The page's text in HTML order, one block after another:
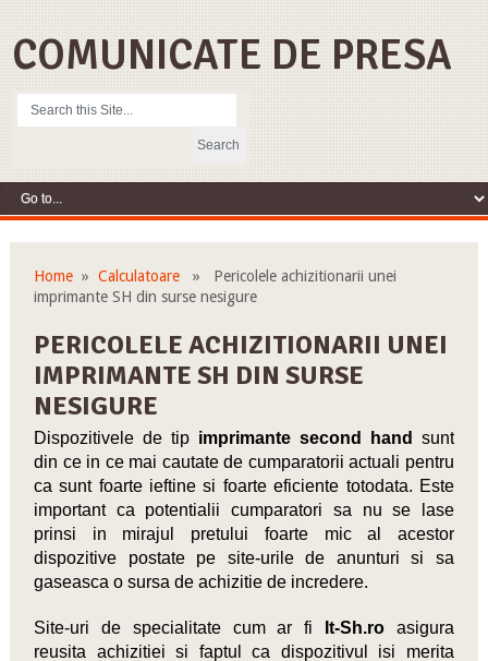
COMUNICATE DE PRESA
Home» Calculatoare» Pericolele achizitionarii unei
imprimante SH din surse nesigure
PERICOLELE ACHIZITIONARII UNEI
IMPRIMANTE SH DIN SURSE
NESIGURE
Dispozitivele de tip imprimante second hand
sunt
din ce in ce mai cautate de cumparatorii actuali pentru
ca sunt foarte ieftine si foarte eficiente totodata. Este
important ca potentialii cumparatori sa nu se lase
prinsi in mirajul pretului foarte mic al acestor
dispozitive postate pe site-urile de anunturi si sa
gaseasca o sursa de achizitie de incredere.
Site-uri de specialitate cum ar fi It-Sh.ro asigura
reusita achizitiei si faptul ca dispozitivul isi merita